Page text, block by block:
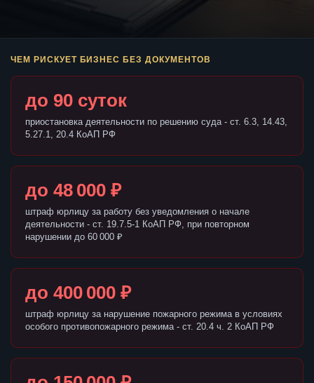
ЧЕМ РИСКУЕТ БИЗНЕС БЕЗ ДОКУМЕНТОВ
до 90 суток
приостановка деятельности по решению суда - ст. 6.3, 14.43,
5.27.1, 20.4 КоАП РФ
до 48 000 ₽
штраф юрлицу за работу без уведомления о начале
деятельности - ст. 19.7.5-1 КоАП РФ, при повторном
нарушении до 60 000 ₽
до 400 000 ₽
штраф юрлицу за нарушение пожарного режима в условиях
особого противопожарного режима - ст. 20.4 ч. 2 КоАП РФ